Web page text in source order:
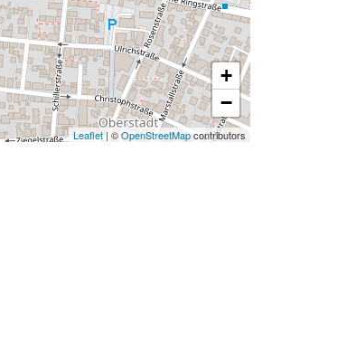
+
−
Leaflet| ©OpenStreetMapcontributors